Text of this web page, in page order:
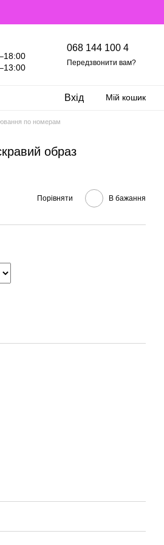
068 144 100 4
Передзвонити вам?
Вхід Мій кошик
по номерам
образ
Порівняти В бажання